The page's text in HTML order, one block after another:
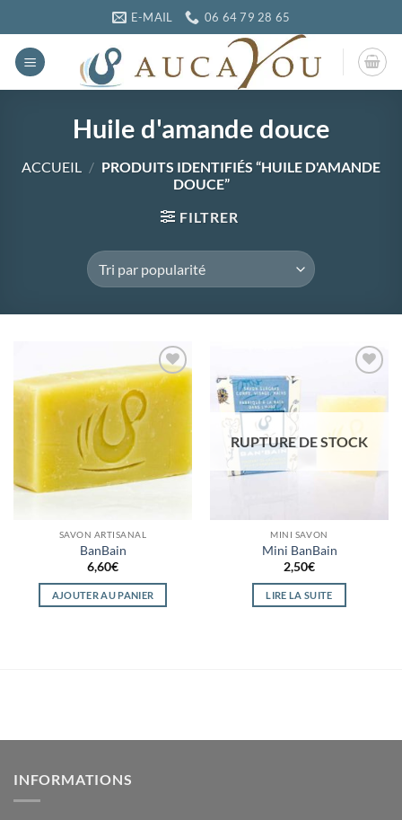
au
contenu
E-MAIL 06 64 79 28 65
Huile d'amande douce
ACCUEIL / PRODUITS IDENTIFIÉS “HUILE D'AMANDE
DOUCE”
FILTRER
Ajouter
à la
SAVON ARTISANAL
BanBain
6,60€
AJOUTER AU PANIER
à la
wishlist
RUPTURE DE STOCK
MINI SAVON
Mini BanBain
2,50€
LIRE LA SUITE
INFORMATIONS